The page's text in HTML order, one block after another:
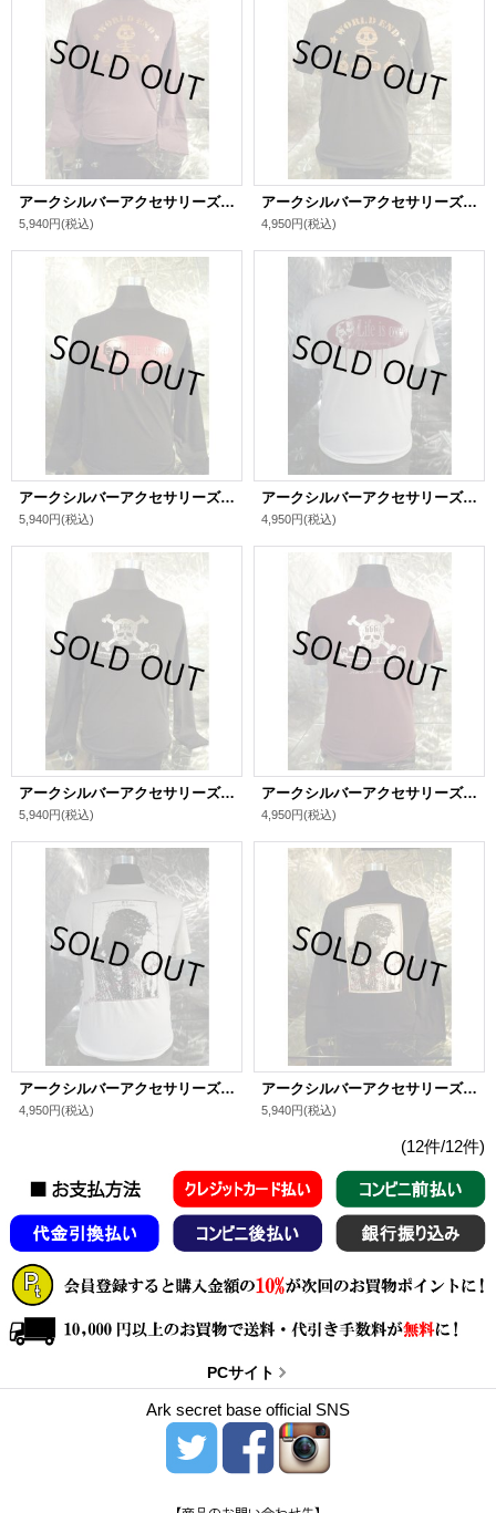
アークシルバーアクセサリーズ/WORLD END 煙スカル ロングTシャツ
5,940円(税込)
アークシルバーアクセサリーズ/WORLD END 煙スカル Tシャツ
4,950円(税込)
アークシルバーアクセサリーズ/LIFE IS OVER スカル ロングTシャツ
5,940円(税込)
アークシルバーアクセサリーズ/LIFE IS OVER スカル Tシャツ
4,950円(税込)
アークシルバーアクセサリーズ/【アンティークシルバー プリント】スカル ロングTシャツ
5,940円(税込)
アークシルバーアクセサリーズ/【アンティークシルバー プリント】スカル Tシャツ
4,950円(税込)
アークシルバーアクセサリーズ/キリストプリントTシャツ
4,950円(税込)
アークシルバーアクセサリーズ/キリストプリントロングTシャツ
5,940円(税込)
(12件/12件)
PCサイト
Ark secret base official SNS